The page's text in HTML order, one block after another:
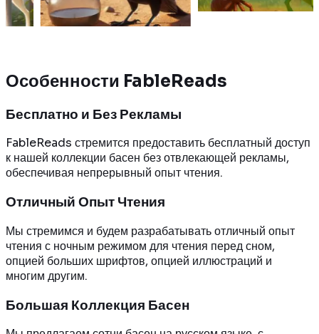
Читать далее
Читать
Особенности FableReads
Бесплатно и Без Рекламы
FableReads стремится предоставить бесплатный доступ
к нашей коллекции басен без отвлекающей рекламы,
обеспечивая непрерывный опыт чтения.
Отличный Опыт Чтения
Мы стремимся и будем разрабатывать отличный опыт
чтения с ночным режимом для чтения перед сном,
опцией больших шрифтов, опцией иллюстраций и
многим другим.
Большая Коллекция Басен